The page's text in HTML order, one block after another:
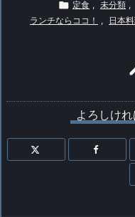
 定食 , 未分類 ,
ランチならココ！
, 日本
よろしけ